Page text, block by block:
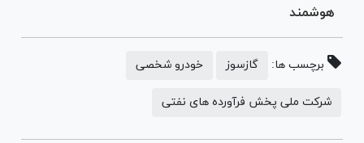
هوشمند
برچسب ها: گازسوز خودرو شخصی
شرکت ملی پخش فرآورده های نفتی